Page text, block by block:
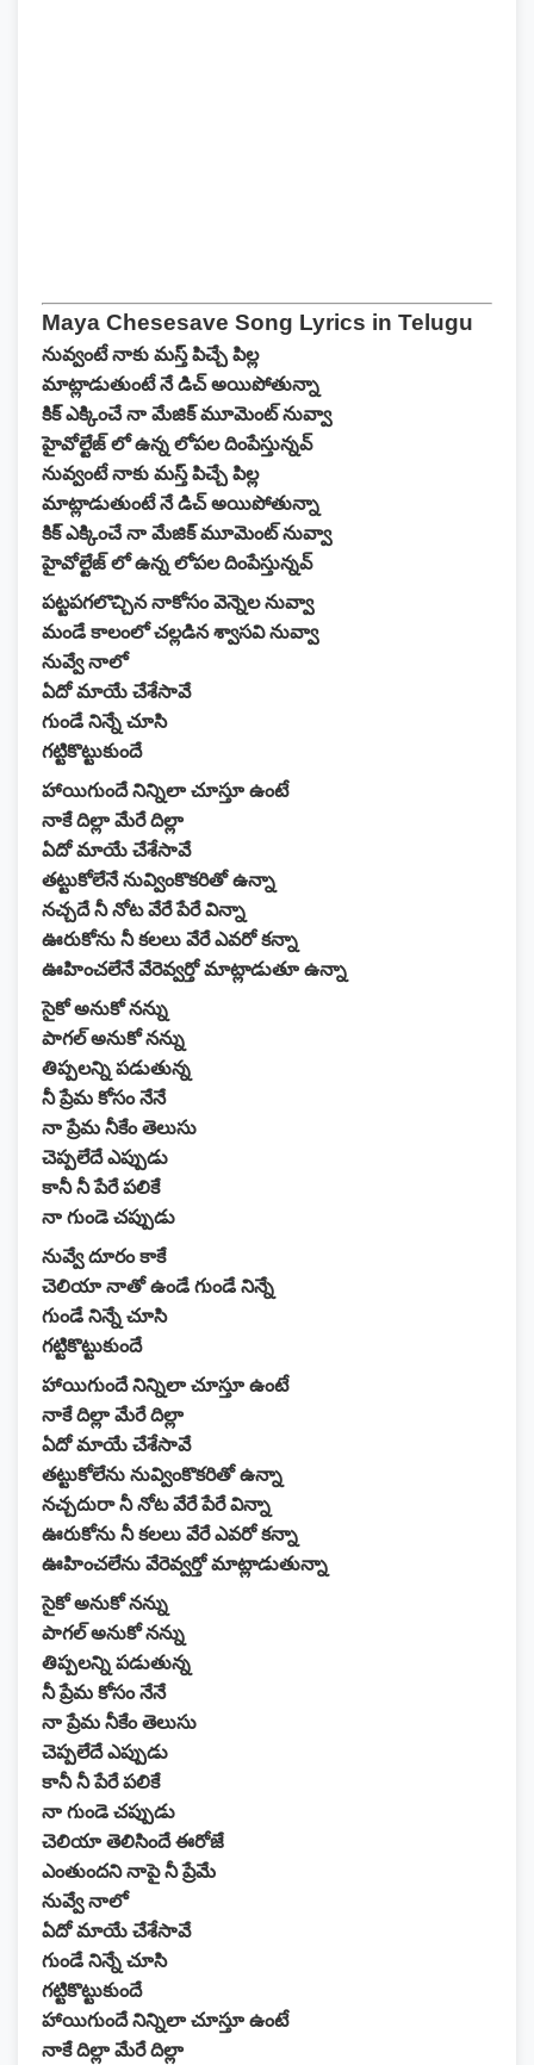
Maya Chesesave Song Lyrics in Telugu
నువ్వంటే నాకు మస్త్ పిచ్చే పిల్ల
మాట్లాడుతుంటే నే డిచ్ అయిపోతున్నా
కిక్ ఎక్కించే నా మేజిక్ మూమెంట్ నువ్వా
హైవోల్టేజ్ లో ఉన్న లోపల దింపేస్తున్నవ్
నువ్వంటే నాకు మస్త్ పిచ్చే పిల్ల
మాట్లాడుతుంటే నే డిచ్ అయిపోతున్నా
కిక్ ఎక్కించే నా మేజిక్ మూమెంట్ నువ్వా
హైవోల్టేజ్ లో ఉన్న లోపల దింపేస్తున్నవ్
పట్టపగలొచ్చిన నాకోసం వెన్నెల నువ్వా
మండే కాలంలో చల్లడిన శ్వాసవి నువ్వా
నువ్వే నాలో
ఏదో మాయే చేశేసావే
గుండే నిన్నే చూసి
గట్టికొట్టుకుందే
హాయిగుందే నిన్నిలా చూస్తూ ఉంటే
నాకే దిల్లా మేరే దిల్లా
ఏదో మాయే చేశేసావే
తట్టుకోలేనే నువ్వింకొకరితో ఉన్నా
నచ్చదే నీ నోట వేరే పేరే విన్నా
ఊరుకోను నీ కలలు వేరే ఎవరో కన్నా
ఊహించలేనే వేరెవ్వర్తో మాట్లాడుతూ ఉన్నా
సైకో అనుకో నన్ను
పాగల్ అనుకో నన్ను
తిప్పలన్ని పడుతున్న
నీ ప్రేమ కోసం నేనే
నా ప్రేమ నీకేం తెలుసు
చెప్పలేదే ఎప్పుడు
కానీ నీ పేరే పలికే
నా గుండె చప్పుడు
నువ్వే దూరం కాకే
చెలియా నాతో ఉండే గుండే నిన్నే
గుండే నిన్నే చూసి
గట్టికొట్టుకుందే
హాయిగుందే నిన్నిలా చూస్తూ ఉంటే
నాకే దిల్లా మేరే దిల్లా
ఏదో మాయే చేశేసావే
తట్టుకోలేను నువ్వింకొకరితో ఉన్నా
నచ్చదురా నీ నోట వేరే పేరే విన్నా
ఊరుకోను నీ కలలు వేరే ఎవరో కన్నా
ఊహించలేను వేరెవ్వర్తో మాట్లాడుతున్నా
సైకో అనుకో నన్ను
పాగల్ అనుకో నన్ను
తిప్పలన్ని పడుతున్న
నీ ప్రేమ కోసం నేనే
నా ప్రేమ నీకేం తెలుసు
చెప్పలేదే ఎప్పుడు
కానీ నీ పేరే పలికే
నా గుండె చప్పుడు
చెలియా తెలిసిందే ఈరోజే
ఎంతుందని నాపై నీ ప్రేమే
నువ్వే నాలో
ఏదో మాయే చేశేసావే
గుండే నిన్నే చూసి
గట్టికొట్టుకుందే
హాయిగుందే నిన్నిలా చూస్తూ ఉంటే
నాకే దిల్లా మేరే దిల్లా